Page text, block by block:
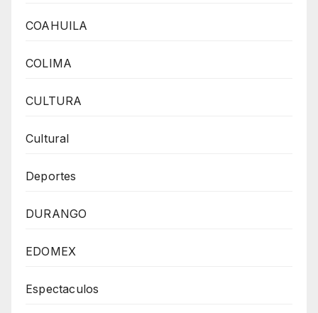
COAHUILA
COLIMA
CULTURA
Cultural
Deportes
DURANGO
EDOMEX
Espectaculos